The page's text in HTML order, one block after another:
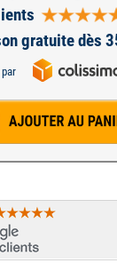
gratuite dès